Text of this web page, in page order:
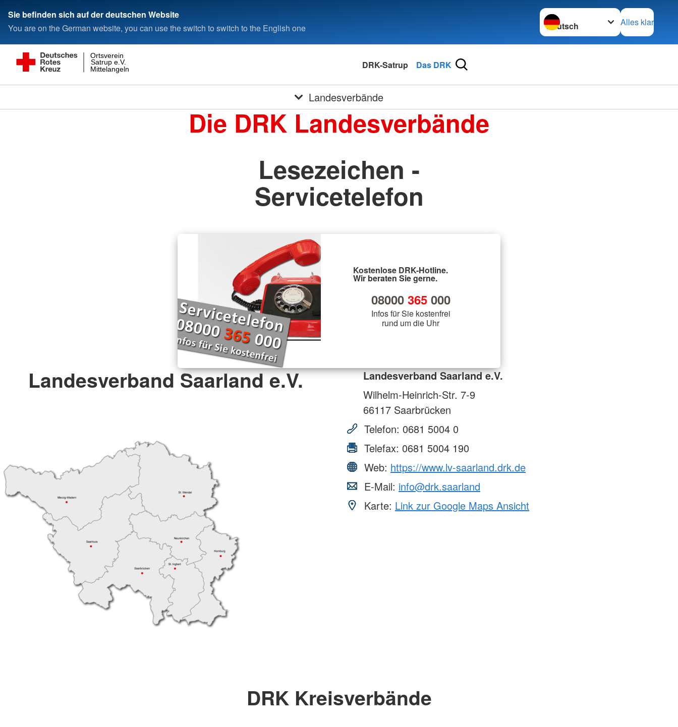
Sie befinden sich auf der deutschen Website
You are on the German website, you can use the switch to switch to the English one
Sprache wechseln zu
Alles klar
Mittelangeln
Satrup e.V.
Ortsverein
DRK-Satrup Das DRK
Landesverbände
Die DRK Landesverbände
Lesezeichen -
Servicetelefon
Kostenlose DRK-Hotline.
Wir beraten Sie gerne.
08000 365000
Infos für Sie kostenfrei
rund um die Uhr
Landesverband Saarland e.V.
Landesverband Saarland e.V.
Wilhelm-Heinrich-Str. 7-9
66117 Saarbrücken
Telefon: 0681 5004 0
Telefax: 0681 5004 190
Web: https://www.lv-saarland.drk.de
E-Mail: info@drk.saarland
Karte: Link zur Google Maps Ansicht
DRK Kreisverbände